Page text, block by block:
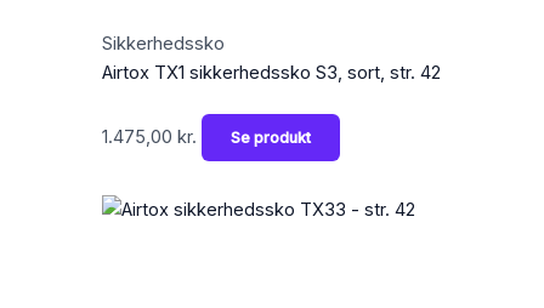
Sikkerhedssko
Airtox TX1 sikkerhedssko S3, sort, str. 42
1.475,00 kr. Se produkt